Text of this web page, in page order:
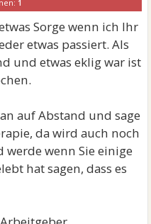
1
Sorge wenn ich Ihr
etwas passiert. Als
und etwas eklig war ist
auf Abstand und sage
da wird auch noch
werde wenn Sie einige
hat sagen, dass es